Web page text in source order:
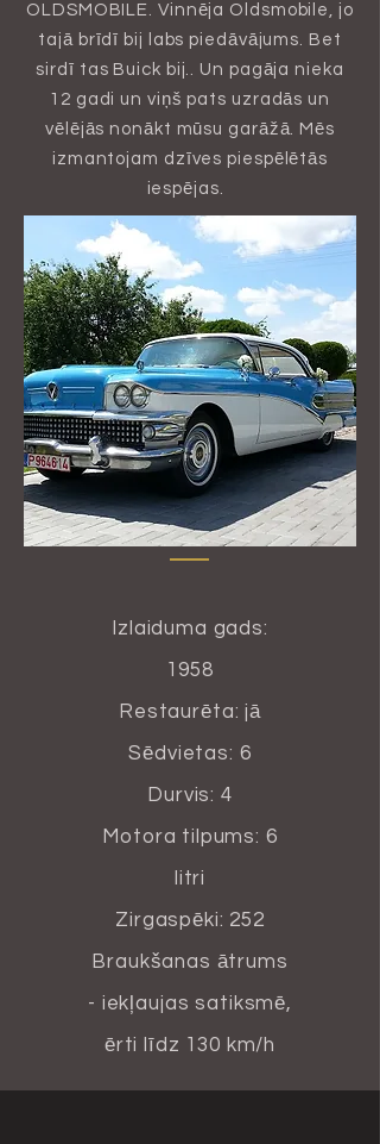
OLDSMOBILE. Vinnēja Oldsmobile, jo
tajā brīdī bij labs piedāvājums. Bet
sirdī tas Buick bij.. Un pagāja nieka
12 gadi un viņš pats uzradās un
vēlējās nonākt mūsu garāžā. Mēs
izmantojam dzīves piespēlētās
iespējas.
Izlaiduma gads:
1958
Restaurēta: jā
Sēdvietas: 6
Durvis: 4
Motora tilpums: 6
litri
Zirgaspēki: 252
Braukšanas ātrums
- iekļaujas satiksmē,
ērti līdz 130 km/h